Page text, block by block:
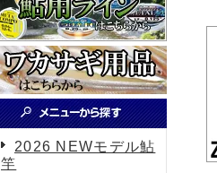
2026 NEWモデル鮎
竿